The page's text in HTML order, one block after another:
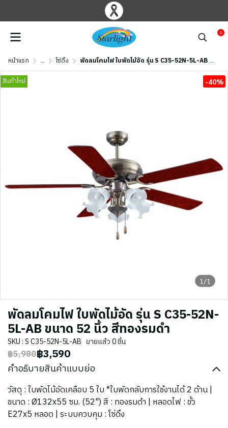
0
หน้าแรก ... โซ่ดึง พัดลมโคมไฟ ใบพัดไม้อัด รุ่น S C35-52N-5L-AB ขนาด 52 นิ้ว สีทองรมดำ
1/1
สินค้าใหม่ -40%
พัดลมโคมไฟ ใบพัดไม้อัด รุ่น S C35-52N-
5L-AB ขนาด 52 นิ้ว สีทองรมดำ
SKU : S C35-52N-5L-AB ขายแล้ว 0 ชิ้น
฿5,980฿3,590
คำอธิบายสินค้าแบบย่อ
วัสดุ : ใบพัดไม้อัดเคลือบ 5 ใบ *ใบพัดกลับการใช้งานได้ 2 ด้าน |
ขนาด : Ø132x55 ซม. (52") สี : ทองรมดำ | หลอดไฟ : ขั้ว
E27x5 หลอด | ระบบควบคุม : โซ่ดึง